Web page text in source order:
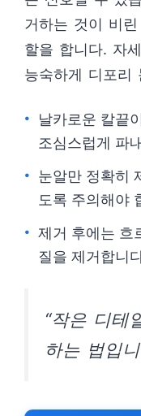
거하는 것이 비
할을 합니다. 자
능숙하게 디포리
날카로운 칼끝
조심스럽게 파
눈알만 정확히
도록 주의해야
제거 후에는 흐
질을 제거합니
“작은 디테
하는 법입